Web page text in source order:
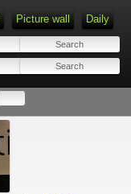
Picture wall Daily